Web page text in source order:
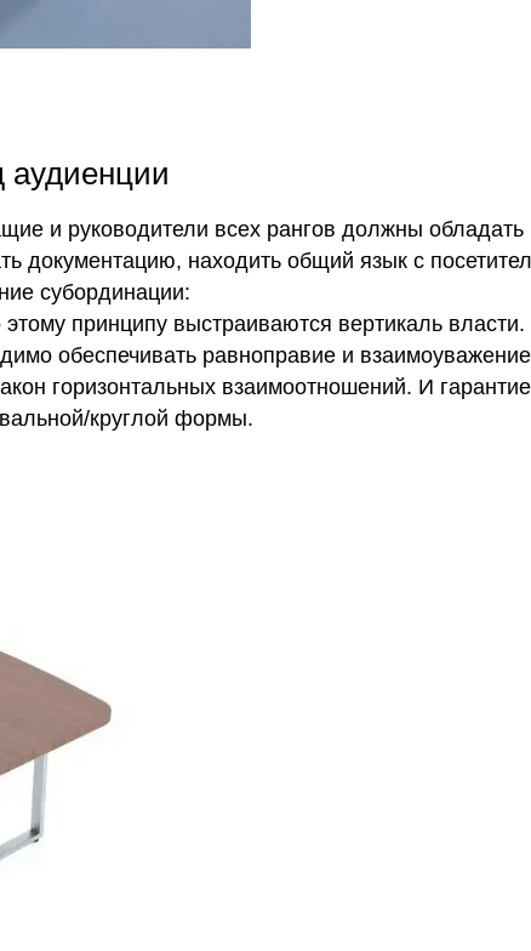
аудиенции
и руководители всех рангов должны обладать
документацию, находить общий язык с
субординации:
принципу выстраиваются вертикаль власти.
обеспечивать равноправие и
горизонтальных взаимоотношений. И
круглой формы.